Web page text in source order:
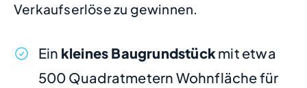
Verkaufserlöse zu gewinnen.
Ein kleines Baugrundstückmit etwa
500 Quadratmetern Wohnfläche für